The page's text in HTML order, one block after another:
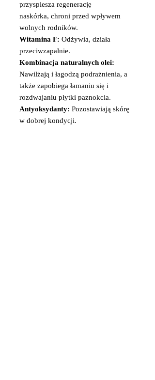
przyspiesza regenerację
naskórka, chroni przed wpływem
wolnych rodników.
Witamina F: Odżywia, działa
przeciwzapalnie.
Kombinacja naturalnych olei:
Nawilżają i łagodzą podrażnienia, a
także zapobiega łamaniu się i
rozdwajaniu płytki paznokcia.
Antyoksydanty: Pozostawiają skórę
w dobrej kondycji.